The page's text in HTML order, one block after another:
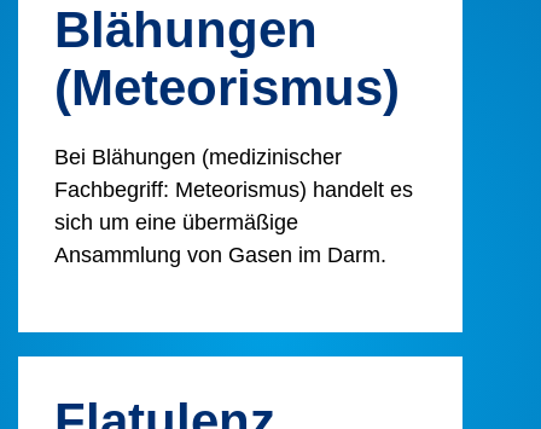
Blähungen
(Meteorismus)
Bei Blähungen (medizinischer
Fachbegriff: Meteorismus) handelt es
sich um eine übermäßige
Ansammlung von Gasen im Darm.